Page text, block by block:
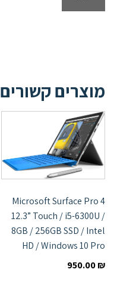
מוצרים קשורים
Microsoft Surface Pro 4
12.3” Touch / i5-6300U /
8GB / 256GB SSD / Intel
HD / Windows 10 Pro
950.00₪